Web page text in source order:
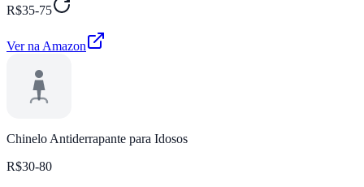
R$35-75
Ver na Amazon
Chinelo Antiderrapante para Idosos
R$30-80